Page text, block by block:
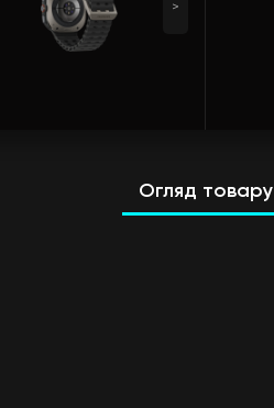
>
Огляд товару